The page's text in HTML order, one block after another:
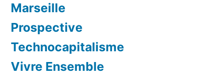
Marseille
Prospective
Technocapitalisme
Vivre Ensemble